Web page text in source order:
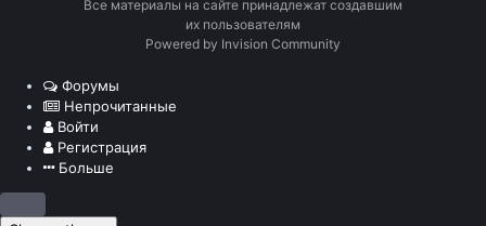
Все материалы на сайте принадлежат создавшим
их пользователям
Powered by Invision Community
Форумы
Непрочитанные
Войти
Регистрация
Больше